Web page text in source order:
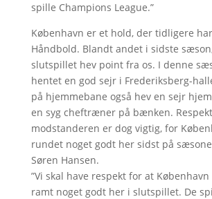
spille Champions League.”
København er et hold, der tidligere
Håndbold. Blandt andet i sidste
slutspillet hev point fra os. I denne
hentet en god sejr i Frederiksberg-
på hjemmebane også hev en sejr
en syg cheftræner på bænken.
modstanderen er dog vigtig, for
rundet noget godt her sidst på
Søren Hansen.
”Vi skal have respekt for at
ramt noget godt her i slutspillet. De